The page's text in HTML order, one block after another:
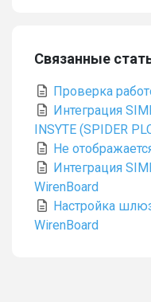
Связанные
Проверка
Интеграция
INSYTE (SPIDER
Не
Интеграция
WirenBoard
Настройка
WirenBoard